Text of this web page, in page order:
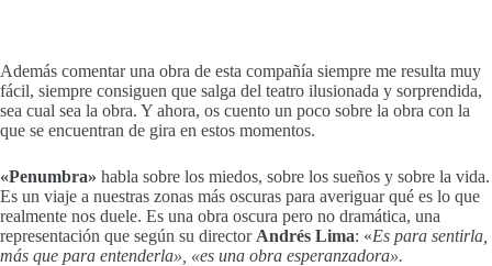
Además comentar una obra de esta compañía siempre me resulta muy
fácil, siempre consiguen que salga del teatro ilusionada y sorprendida,
sea cual sea la obra. Y ahora, os cuento un poco sobre la obra con la
que se encuentran de gira en estos momentos.
«Penumbra» habla sobre los miedos, sobre los sueños y sobre la vida.
Es un viaje a nuestras zonas más oscuras para averiguar qué es lo que
realmente nos duele. Es una obra oscura pero no dramática, una
representación que según su director Andrés Lima: «Es para sentirla,
más que para entenderla», «es una obra esperanzadora».